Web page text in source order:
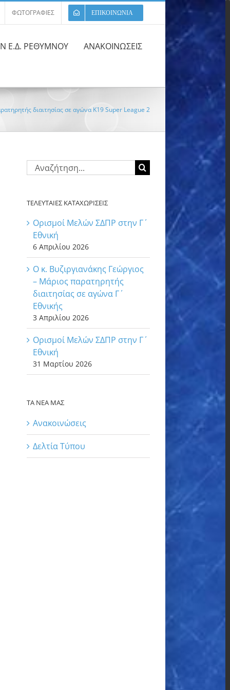
ΦΩΤΟΓΡΑΦΙΕΣ ΕΠΙΚΟΙΝΩΝΙΑ
Ε.Δ. ΡΕΘΥΜΝΟΥ ΑΝΑΚΟΙΝΩΣΕΙΣ
διαιτησίας σε αγώνα K19 Super League 2
Αναζήτηση
για:
ΤΕΛΕΥΤΑΙΕΣ ΚΑΤΑΧΩΡΙΣΕΙΣ
Ορισμοί Μελών ΣΔΠΡ στην Γ΄
Εθνική
6 Απριλίου 2026
Ο κ. Βυζιργιανάκης Γεώργιος
– Μάριος παρατηρητής
διαιτησίας σε αγώνα Γ΄
Εθνικής
3 Απριλίου 2026
Ορισμοί Μελών ΣΔΠΡ στην Γ΄
Εθνική
31 Μαρτίου 2026
ΤΑ ΝΕΑ ΜΑΣ
Ανακοινώσεις
Δελτία Τύπου